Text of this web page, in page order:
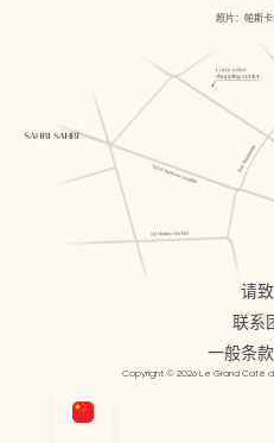
请
联系
一般条
照片：帕斯
Copyright © 2026 Le Grand Café